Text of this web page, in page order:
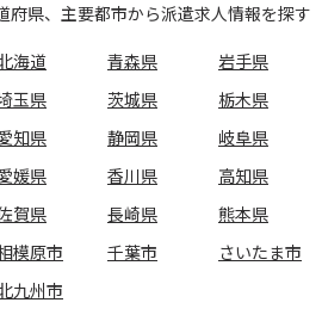
府県、主要都市から派遣求人情報を探す
海道
青森県 岩手県
玉県
茨城県 栃木県
知県
静岡県 岐阜県
媛県
香川県 高知県
賀県
長崎県 熊本県
模原市
千葉市 さいたま市
九州市